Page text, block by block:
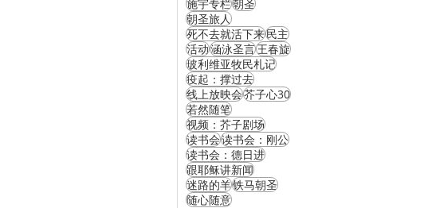
施宇专栏朝圣
朝圣旅人
死不去就活下来民主
活动涵泳圣言王春旋
玻利维亚牧民札记
疫起：撑过去
线上放映会芥子心30
若然随笔
视频：芥子剧场
读书会读书会：刚公
读书会：德日进
跟耶稣讲新闻
迷路的羊铁马朝圣
随心随意